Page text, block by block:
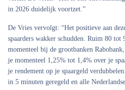
in 2026 duidelijk voortzet.”
De Vries vervolgt: “Het positieve aan
spaarders wakker schudden. Ruim 80 tot
momenteel bij de grootbanken
je momenteel 1,25% tot 1,4% over je
je rendement op je spaargeld
in 5 minuten geregeld en alle